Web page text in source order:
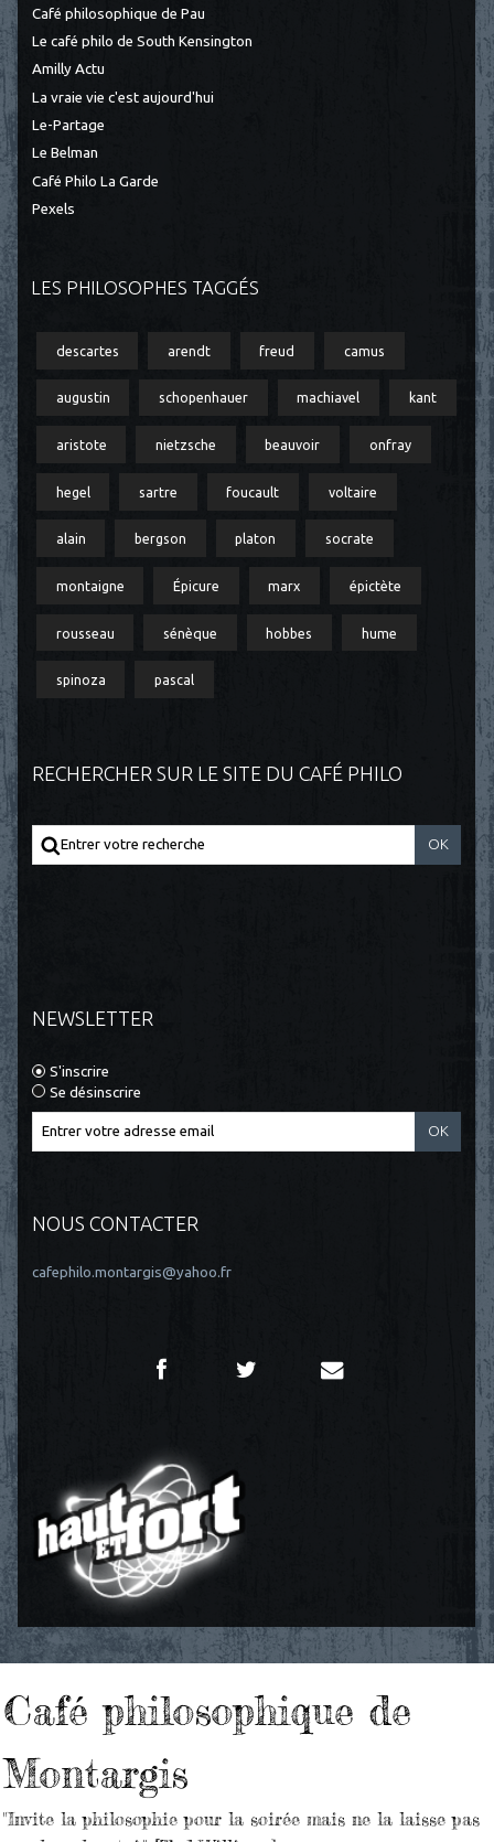
Café philosophique de Pau
Le café philo de South Kensington
Amilly Actu
La vraie vie c'est aujourd'hui
Le-Partage
Le Belman
Café Philo La Garde
Pexels
LES PHILOSOPHES TAGGÉS
descartes arendt freud camus
augustin schopenhauer machiavel kant
aristote nietzsche beauvoir onfray
hegel sartre foucault voltaire
alain bergson platon socrate
montaigne Épicure marx épictète
rousseau sénèque hobbes hume
spinoza pascal
RECHERCHER SUR LE SITE DU CAFÉ PHILO
NEWSLETTER
S'inscrire
Se désinscrire
NOUS CONTACTER
cafephilo.montargis@yahoo.fr
Café philosophique de
Montargis
"Invite la philosophie pour la soirée mais ne la laisse pas